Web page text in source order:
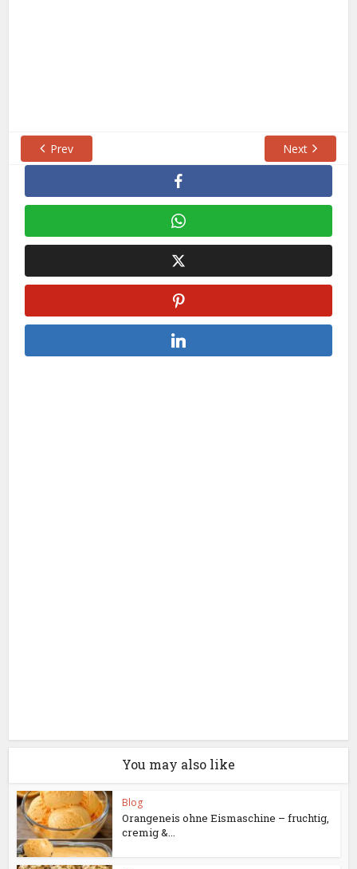
Prev Next
You may also like
Blog
Orangeneis ohne Eismaschine – fruchtig,
cremig &...